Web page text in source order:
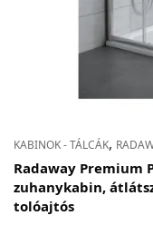
KABINOK - TÁLCÁK,
Radaway Premium
zuhanykabin,
tolóajtós